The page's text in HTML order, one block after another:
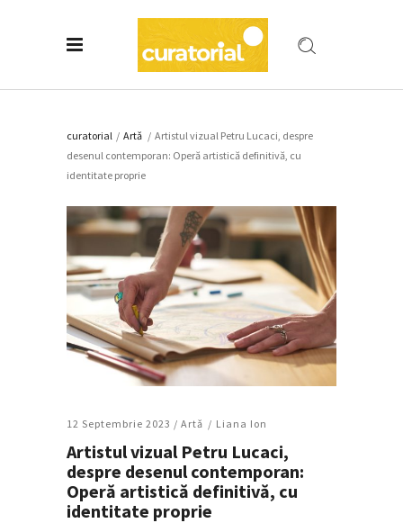
curatorial / Artǎ / Artistul vizual Petru Lucaci, despre
desenul contemporan: Operă artistică definitivă, cu
identitate proprie
12 Septembrie 2023 / Artǎ Liana Ion
Artistul vizual Petru Lucaci,
despre desenul contemporan:
Operă artistică definitivă, cu
identitate proprie